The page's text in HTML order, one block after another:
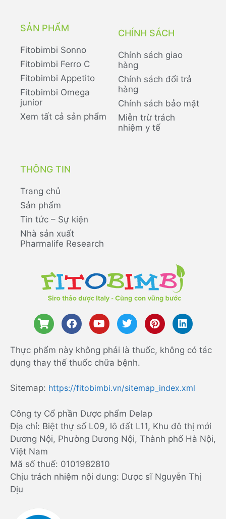
SẢN PHẨM
Fitobimbi Sonno
Fitobimbi Ferro C
Fitobimbi Appetito
Fitobimbi Omega
junior
Xem tất cả sản phẩm
CHÍNH SÁCH
Chính sách giao
hàng
Chính sách đổi trả
hàng
Chính sách bảo mật
Miễn trừ trách
nhiệm y tế
THÔNG TIN
Trang chủ
Sản phẩm
Tin tức – Sự kiện
Nhà sản xuất
Pharmalife Research
Thực phẩm này không phải là thuốc, không có tác
dụng thay thế thuốc chữa bệnh.
Sitemap: https://fitobimbi.vn/sitemap_index.xml
Công ty Cổ phần Dược phẩm Delap
Địa chỉ: Biệt thự số L09, lô đất L11, Khu đô thị mới
Dương Nội, Phường Dương Nội, Thành phố Hà Nội,
Việt Nam
Mã số thuế: 0101982810
Chịu trách nhiệm nội dung: Dược sĩ Nguyễn Thị
Dịu